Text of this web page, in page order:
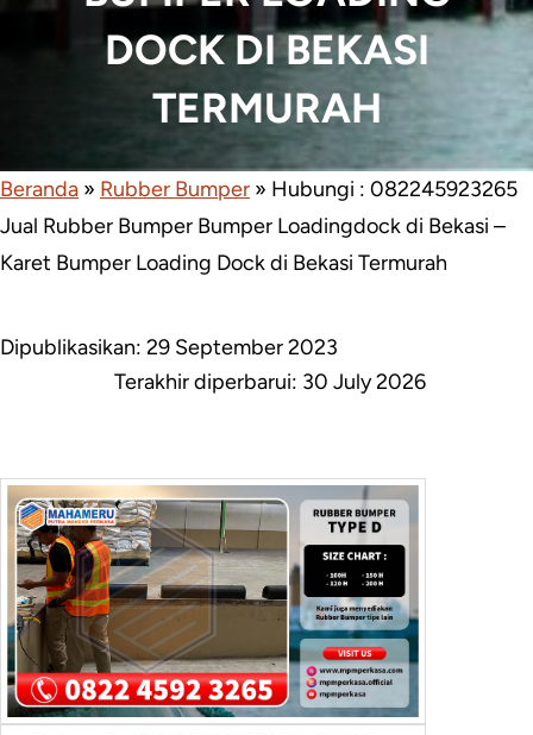
DOCK DI BEKASI
TERMURAH
Beranda » Rubber Bumper » Hubungi : 082245923265
Jual Rubber Bumper Bumper Loadingdock di Bekasi –
Karet Bumper Loading Dock di Bekasi Termurah
Dipublikasikan: 29 September 2023
Terakhir diperbarui: 30 July 2026